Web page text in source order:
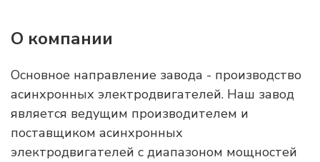
О компании
Основное направление завода - производство
асинхронных электродвигателей. Наш завод
является ведущим производителем и
поставщиком асинхронных
электродвигателей с диапазоном мощностей